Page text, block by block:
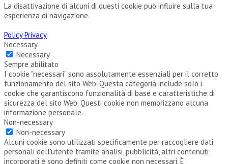
La disattivazione di alcuni di questi cookie può influire sulla tua
esperienza di navigazione.
Policy Privacy
Necessary
Necessary
Sempre abilitato
I cookie "necessari" sono assolutamente essenziali per il corretto
funzionamento del sito Web. Questa categoria include solo i
cookie che garantiscono funzionalità di base e caratteristiche di
sicurezza del sito Web. Questi cookie non memorizzano alcuna
informazione personale.
Non-necessary
Non-necessary
Alcuni cookie sono utilizzati specificamente per raccogliere dati
personali dell'utente tramite analisi, pubblicità, altri contenuti
incorporati è sono definiti come cookie non necessari. È